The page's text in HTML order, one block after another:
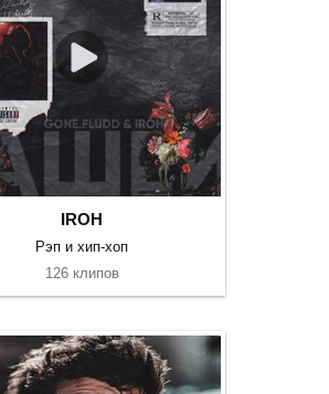
IROH
Рэп и хип-хоп
126 клипов